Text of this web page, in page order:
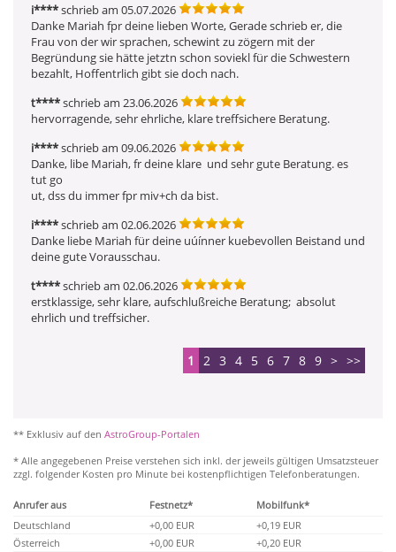
i****schrieb am 05.07.2026
Danke Mariah fpr deine lieben Worte, Gerade schrieb er, die
Frau von der wir sprachen, schewint zu zögern mit der
Begründung sie hätte jetztn schon soviekl für die Schwestern
bezahlt, Hoffentrlich gibt sie doch nach.
t****schrieb am 23.06.2026
hervorragende, sehr ehrliche, klare treffsichere Beratung.
i****schrieb am 09.06.2026
Danke, libe Mariah, fr deine klare  und sehr gute Beratung. es
tut go
ut, dss du immer fpr miv+ch da bist.
i****schrieb am 02.06.2026
Danke liebe Mariah für deine uúínner kuebevollen Beistand und
deine gute Vorausschau.
t****schrieb am 02.06.2026
erstklassige, sehr klare, aufschlußreiche Beratung;  absolut
ehrlich und treffsicher.
1 2 3 4 5 6 7 8 9 > >>
** Exklusiv auf den AstroGroup-Portalen
* Alle angegebenen Preise verstehen sich inkl. der jeweils gültigen Umsatzsteuer
zzgl. folgender Kosten pro Minute bei kostenpflichtigen Telefonberatungen.
Anrufer aus Festnetz*
Mobilfunk*
Deutschland
+0,00 EUR
+0,19 EUR
Österreich
+0,00 EUR
+0,20 EUR